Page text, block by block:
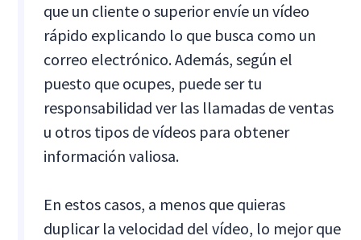
que un cliente o superior envíe un vídeo
rápido explicando lo que busca como un
correo electrónico. Además, según el
puesto que ocupes, puede ser tu
responsabilidad ver las llamadas de ventas
u otros tipos de vídeos para obtener
información valiosa.
En estos casos, a menos que quieras
duplicar la velocidad del vídeo, lo mejor que